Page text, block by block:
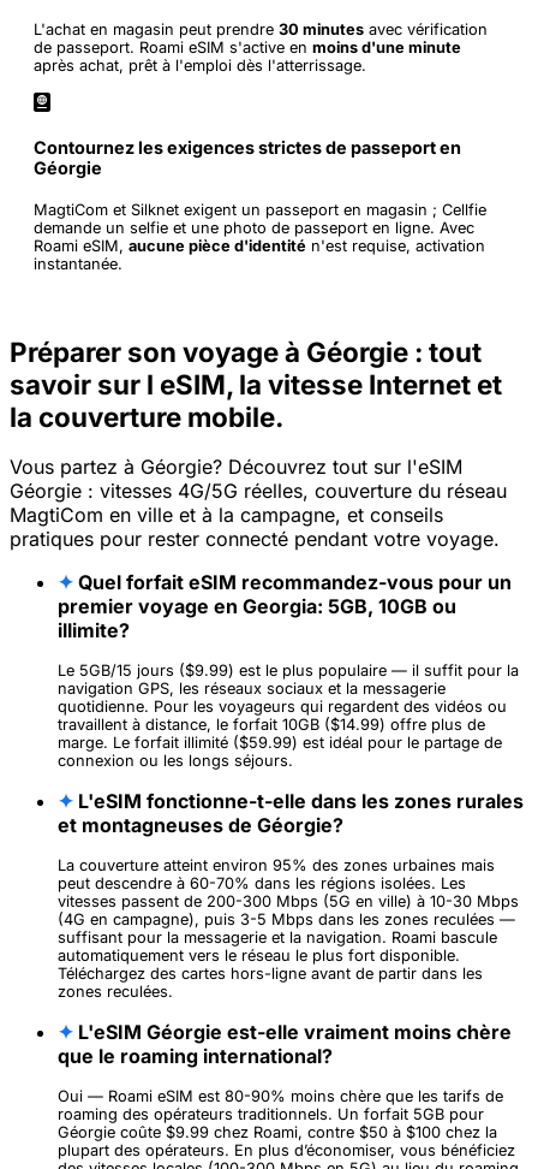
L'achat en magasin peut prendre 30 minutes avec vérification
de passeport. Roami eSIM s'active en moins d'une minute
après achat, prêt à l'emploi dès l'atterrissage.
Contournez les exigences strictes de passeport en
Géorgie
MagtiCom et Silknet exigent un passeport en magasin ; Cellfie
demande un selfie et une photo de passeport en ligne. Avec
Roami eSIM, aucune pièce d'identité n'est requise, activation
instantanée.
Préparer son voyage à Géorgie : tout
savoir sur l eSIM, la vitesse Internet et
la couverture mobile.
Vous partez à Géorgie? Découvrez tout sur l'eSIM
Géorgie : vitesses 4G/5G réelles, couverture du réseau
MagtiCom en ville et à la campagne, et conseils
pratiques pour rester connecté pendant votre voyage.
✦ Quel forfait eSIM recommandez-vous pour un
premier voyage en Georgia: 5GB, 10GB ou
illimite?
Le 5GB/15 jours ($9.99) est le plus populaire — il suffit pour la
navigation GPS, les réseaux sociaux et la messagerie
quotidienne. Pour les voyageurs qui regardent des vidéos ou
travaillent à distance, le forfait 10GB ($14.99) offre plus de
marge. Le forfait illimité ($59.99) est idéal pour le partage de
connexion ou les longs séjours.
✦ L'eSIM fonctionne-t-elle dans les zones rurales
et montagneuses de Géorgie?
La couverture atteint environ 95% des zones urbaines mais
peut descendre à 60-70% dans les régions isolées. Les
vitesses passent de 200-300 Mbps (5G en ville) à 10-30 Mbps
(4G en campagne), puis 3-5 Mbps dans les zones reculées —
suffisant pour la messagerie et la navigation. Roami bascule
automatiquement vers le réseau le plus fort disponible.
Téléchargez des cartes hors-ligne avant de partir dans les
zones reculées.
✦ L'eSIM Géorgie est-elle vraiment moins chère
que le roaming international?
Oui — Roami eSIM est 80-90% moins chère que les tarifs de
roaming des opérateurs traditionnels. Un forfait 5GB pour
Géorgie coûte $9.99 chez Roami, contre $50 à $100 chez la
plupart des opérateurs. En plus d’économiser, vous bénéficiez